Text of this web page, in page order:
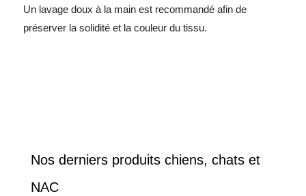
Un lavage doux à la main est recommandé afin de
préserver la solidité et la couleur du tissu.
Nos derniers produits chiens, chats et
NAC